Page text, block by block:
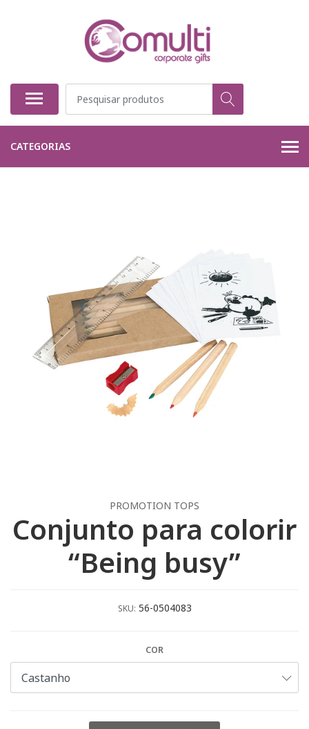
CATEGORIAS
PROMOTION TOPS
Conjunto para colorir
“Being busy”
SKU: 56-0504083
COR